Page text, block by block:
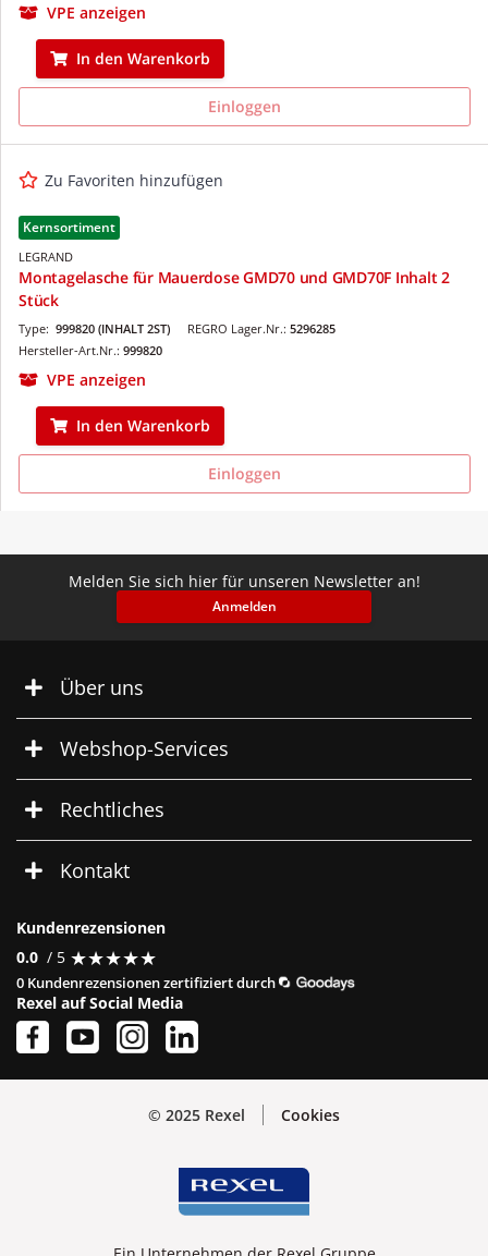
VPE anzeigen
In den Warenkorb
Einloggen
Zu Favoriten hinzufügen
Kernsortiment
LEGRAND
Montagelasche für Mauerdose GMD70 und GMD70F Inhalt 2
Stück
REGRO Lager.Nr.: 5296285
Type: 999820 (INHALT 2ST)
Hersteller-Art.Nr.: 999820
VPE anzeigen
In den Warenkorb
Einloggen
Melden Sie sich hier für unseren Newsletter an!
Anmelden
Über uns
Webshop-Services
Rechtliches
Kontakt
Kundenrezensionen
0.0 / 5 ★★★★★
★★★★★
0 Kundenrezensionen zertifiziert durch
Rexel auf Social Media
© 2025 Rexel Cookies